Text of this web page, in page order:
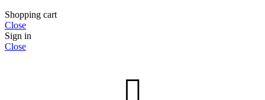
Shopping cart
Close
Sign in
Close